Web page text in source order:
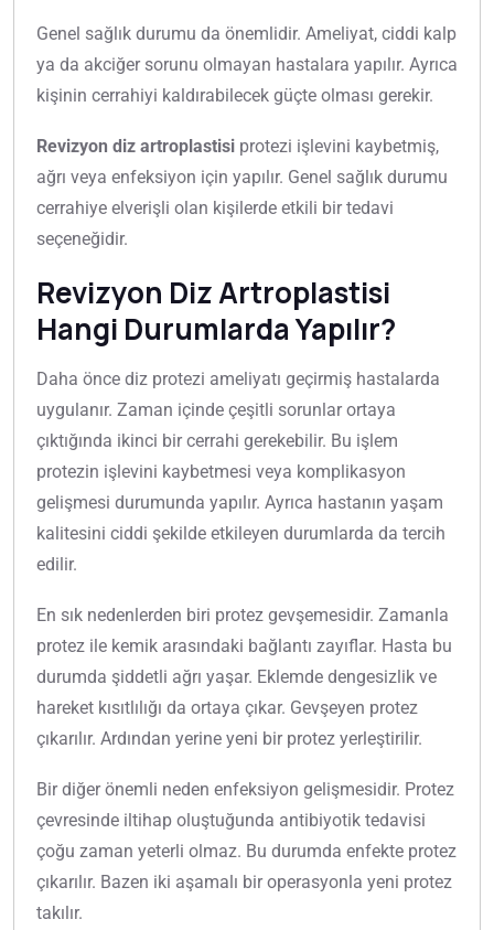
Genel sağlık durumu da önemlidir. Ameliyat, ciddi kalp
ya da akciğer sorunu olmayan hastalara yapılır. Ayrıca
kişinin cerrahiyi kaldırabilecek güçte olması gerekir.
Revizyon diz artroplastisi protezi işlevini kaybetmiş,
ağrı veya enfeksiyon için yapılır. Genel sağlık durumu
cerrahiye elverişli olan kişilerde etkili bir tedavi
seçeneğidir.
Revizyon Diz Artroplastisi
Hangi Durumlarda Yapılır?
Daha önce diz protezi ameliyatı geçirmiş hastalarda
uygulanır. Zaman içinde çeşitli sorunlar ortaya
çıktığında ikinci bir cerrahi gerekebilir. Bu işlem
protezin işlevini kaybetmesi veya komplikasyon
gelişmesi durumunda yapılır. Ayrıca hastanın yaşam
kalitesini ciddi şekilde etkileyen durumlarda da tercih
edilir.
En sık nedenlerden biri protez gevşemesidir. Zamanla
protez ile kemik arasındaki bağlantı zayıflar. Hasta bu
durumda şiddetli ağrı yaşar. Eklemde dengesizlik ve
hareket kısıtlılığı da ortaya çıkar. Gevşeyen protez
çıkarılır. Ardından yerine yeni bir protez yerleştirilir.
Bir diğer önemli neden enfeksiyon gelişmesidir. Protez
çevresinde iltihap oluştuğunda antibiyotik tedavisi
çoğu zaman yeterli olmaz. Bu durumda enfekte protez
çıkarılır. Bazen iki aşamalı bir operasyonla yeni protez
takılır.